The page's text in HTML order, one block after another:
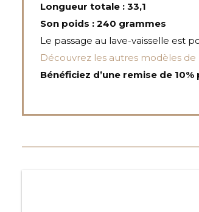
Longueur totale : 33,1
Son poids : 240 grammes
Le passage au lave-vaisselle est
Découvrez les autres modèles
Bénéficiez d’une remise de